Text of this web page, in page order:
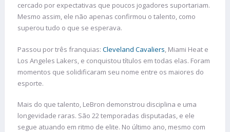
cercado por expectativas que poucos jogadores suportariam.
Mesmo assim, ele não apenas confirmou o talento, como
superou tudo o que se esperava.
Passou por três franquias: Cleveland Cavaliers, Miami Heat e
Los Angeles Lakers, e conquistou títulos em todas elas. Foram
momentos que solidificaram seu nome entre os maiores do
esporte.
Mais do que talento, LeBron demonstrou disciplina e uma
longevidade raras. São 22 temporadas disputadas, e ele
segue atuando em ritmo de elite. No último ano, mesmo com